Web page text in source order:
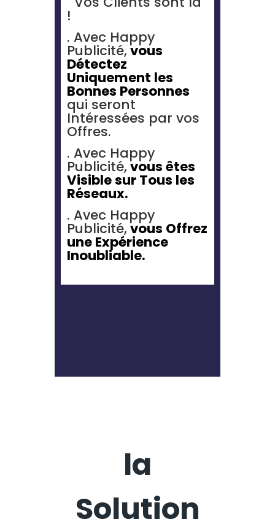
!
. Avec Happy
Publicité, vous
Détectez
Uniquement les
Bonnes Personnes
qui seront
Intéressées par vos
Offres.
. Avec Happy
Publicité, vous êtes
Visiblesur Tous les
Réseaux.
. Avec Happy
Publicité, vous Offrez
une Expérience
Inoubliable.
la
Solution